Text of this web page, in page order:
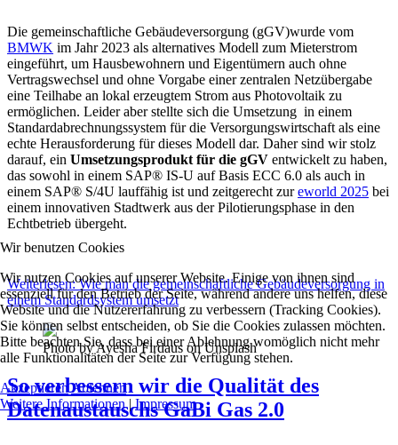
Die gemeinschaftliche Gebäudeversorgung (gGV)wurde vom
BMWK im Jahr 2023 als alternatives Modell zum Mieterstrom
eingeführt, um Hausbewohnern und Eigentümern auch ohne
Vertragswechsel und ohne Vorgabe einer zentralen Netzübergabe
eine Teilhabe an lokal erzeugtem Strom aus Photovoltaik zu
ermöglichen. Leider aber stellte sich die Umsetzung in einem
Standardabrechnungssystem für die Versorgungswirtschaft als eine
echte Herausforderung für dieses Modell dar. Daher sind wir stolz
darauf, ein Umsetzungsprodukt für die gGV entwickelt zu haben,
das sowohl in einem SAP® IS-U auf Basis ECC 6.0 als auch in
einem SAP® S/4U lauffähig ist und zeitgerecht zureworld 2025 bei
einem innovativen Stadtwerk aus der Pilotierungsphase in den
Echtbetrieb übergeht.
Weiterlesen: Wie man die gemeinschaftliche Gebäudeversorgung in
einem Standardsystem umsetzt
Photo by Ayesha Firdaus on Unsplash
So verbessern wir die Qualität des
Datenaustauschs GaBi Gas 2.0
Wir benutzen Cookies
Wir nutzen Cookies auf unserer Website. Einige von ihnen sind
essenziell für den Betrieb der Seite, während andere uns helfen, diese
Website und die Nutzererfahrung zu verbessern (Tracking Cookies).
Sie können selbst entscheiden, ob Sie die Cookies zulassen möchten.
Bitte beachten Sie, dass bei einer Ablehnung womöglich nicht mehr
alle Funktionalitäten der Seite zur Verfügung stehen.
Akzeptieren Ablehnen
Weitere Informationen|Impressum